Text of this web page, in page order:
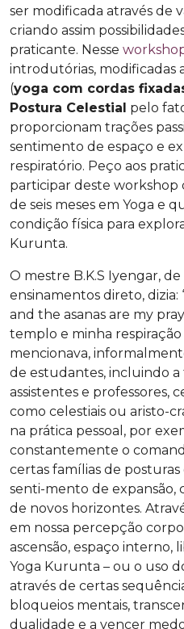
ser modificada através de
criando assim
praticante. Nesse
introdutórias, modificadas
(yoga com cordas
Postura Celestial pelo
proporcionam trações
sentimento de espaço e
respiratório. Peço aos
participar deste
de seis meses em Yoga e
condição física para
Kurunta.
O mestre B.K.S Iyengar,
ensinamentos direto,
and the asanas are my
templo e minha respiração
mencionava,
de estudantes, incluindo a
assistentes e professores,
como celestiais ou aristo-
na prática pessoal, por
constantemente o
certas famílias de
senti-mento de expansão,
de novos horizontes.
em nossa percepção
ascensão, espaço interno,
Yoga Kurunta – ou o uso
através de certas
bloqueios mentais,
dualidade e a vencer